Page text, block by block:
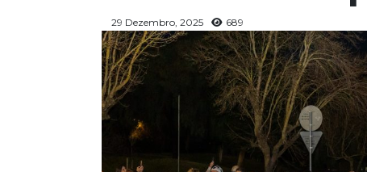
29 Dezembro, 2025 689